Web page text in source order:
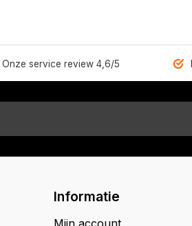
Onze service review 4,6/5
Informatie
Mijn account